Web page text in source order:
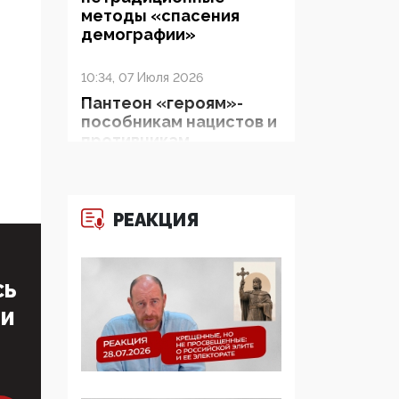
методы «спасения
демографии»
10:34, 07 Июля 2026
Пантеон «героям»-
пособникам нацистов и
противникам
показывают миру рога
и копыта
06:38, 19 Июня 2026
На Гиппократовском
форуме озвучили
шокирующее: платные
опекуны получают из
бюджета в 100 раз
РЕАКЦИЯ